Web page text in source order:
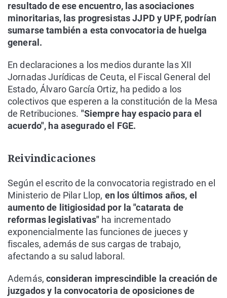
resultado de ese encuentro, las asociaciones
minoritarias, las progresistas JJPD y UPF, podrían
sumarse también a esta convocatoria de huelga
general.
En declaraciones a los medios durante las XII
Jornadas Jurídicas de Ceuta, el Fiscal General del
Estado, Álvaro García Ortiz, ha pedido a los
colectivos que esperen a la constitución de la Mesa
de Retribuciones. "Siempre hay espacio para el
acuerdo", ha asegurado el FGE.
Reivindicaciones
Según el escrito de la convocatoria registrado en el
Ministerio de Pilar Llop, en los últimos años, el
aumento de litigiosidad por la "catarata de
reformas legislativas" ha incrementado
exponencialmente las funciones de jueces y
fiscales, además de sus cargas de trabajo,
afectando a su salud laboral.
Además, consideran imprescindible la creación de
juzgados y la convocatoria de oposiciones de